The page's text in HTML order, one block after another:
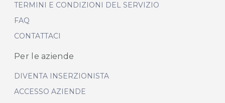
TERMINI E CONDIZIONI DEL SERVIZIO
FAQ
CONTATTACI
Per le aziende
DIVENTA INSERZIONISTA
ACCESSO AZIENDE